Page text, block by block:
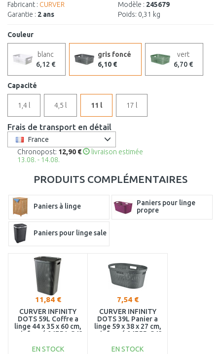
Fabricant : CURVER
Garantie : 2 ans
Modèle : 245679
Poids: 0,31 kg
Couleur
blanc
6,12 €
gris foncé
6,10 €
vert
6,70 €
Capacité
1,4 l 4,5 l 11 l 17 l
Frais de transport en détail
France
Chronopost: 12,90 €
livraison estimée
13.08. - 14.08.
PRODUITS COMPLÉMENTAIRES
Paniers à linge
Paniers pour linge
propre
Paniers pour linge sale
11,84 €
CURVER INFINITY
DOTS 59L Coffre a
linge 44 x 35 x 60 cm,
gris foncé 04754-G43
EN STOCK
7,54 €
CURVER INFINITY
DOTS 39L Panier a
linge 59 x 38 x 27 cm,
gris foncé 04755-G43
EN STOCK